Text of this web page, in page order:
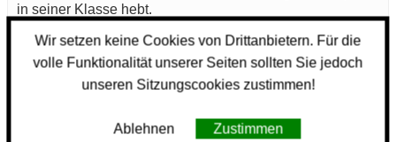
in seiner Klasse hebt.
Neben den technischen Aspekten ist auch die CE-Norm
ein wichtiges Kriterium bei der Auswahl eines Bootes.
Das Wester Engh 7.80 Open erfüllt die entsprechenden
Anforderungen und gewährleistet somit eine gewisse
Sicherheit beim Betrieb auf dem Wasser.
Wir setzen keine Cookies von Drittanbietern. Für die
volle Funktionalität unserer Seiten sollten Sie jedoch
unseren Sitzungscookies zustimmen!
Ablehnen Zustimmen